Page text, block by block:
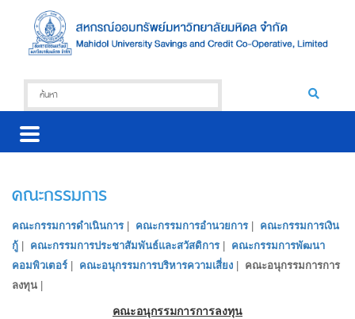
คณะกรรมการ
คณะกรรมการดำเนินการ| คณะกรรมการอำนวยการ| คณะกรรมการเงิน
กู้
คณะกรรมการประชาสัมพันธ์และสวัสดิการ| คณะกรรมการพัฒนา
คอมพิวเตอร์| คณะอนุกรรมการบริหารความเสี่ยง
คณะอนุกรรมการการ
ลงทุน
คณะอนุกรรมการการลงทุน